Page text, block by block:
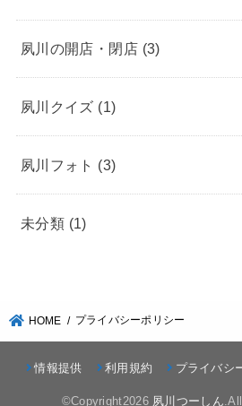
夙川の開店・閉店 (3)
夙川クイズ (1)
夙川フォト (3)
未分類 (1)
HOME プライバシーポリシー
情報提供 利用規約 プライバシ
©Copyright2026 夙川つーしん